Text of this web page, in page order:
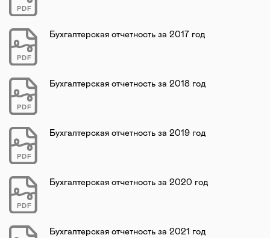
PDF
PDF
Бухгалтерская отчетность за 2017 год
PDF
Бухгалтерская отчетность за 2018 год
PDF
Бухгалтерская отчетность за 2019 год
PDF
Бухгалтерская отчетность за 2020 год
Бухгалтерская отчетность за 2021 год